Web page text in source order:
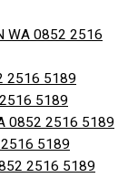
WA 0852 2516
2516 5189
2516 5189
0852 2516 5189
2516 5189
2516 5189